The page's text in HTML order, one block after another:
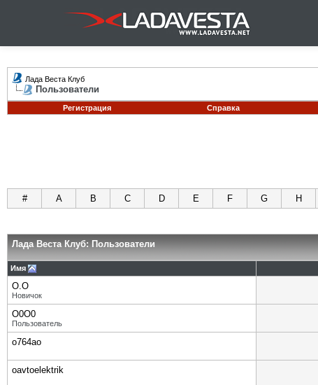
Лада Веста Клуб
Пользователи
Регистрация
Справка
# A B C D E F G H
Лада Веста Клуб: Пользователи
Имя
O.O
Новичок
O0O0
Пользователь
o764ao
oavtoelektrik